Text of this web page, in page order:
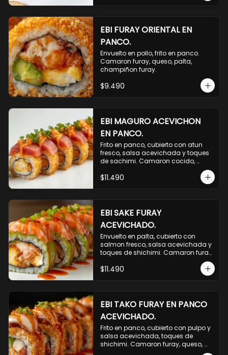
EBI FURAY ORIENTAL EN
PANCO.
Envuelto en pollo, frito en panco.
Camaron furay, queso, palta,
champiñon furay.
$9.490
EBI MAGURO ACEVICHON
EN PANCO.
Frito en panco, cubierto con atun
fresco, salsa acevichada y toques
de sachimi. Camaron cocido,
$11.490
EBI SAKE FURAY
ACEVICHADO.
Envuelto en palta, cubierto con
salmon fresco, salsa acevichada y
toques de shichimi. Camaron furay,
$11.490
EBI TAKO FURAY EN PANCO
ACEVICHADO.
Frito en panco, cubierto con pulpo y
salsa acevichada, toques de
shichimi. Camaron furay, queso,